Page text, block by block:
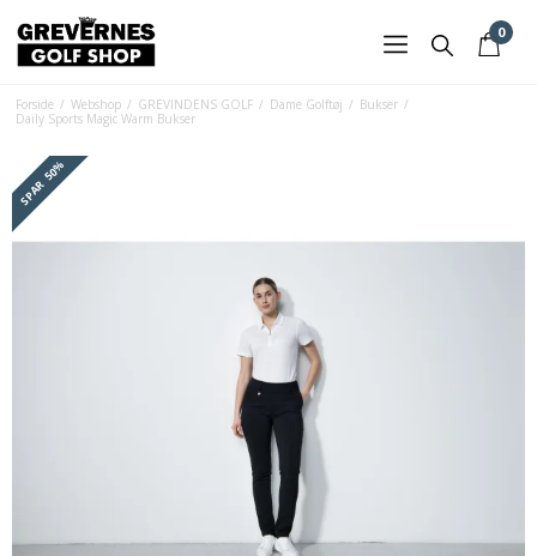
0
Forside / Webshop / GREVINDENS GOLF / Dame Golftøj / Bukser /
Daily Sports Magic Warm Bukser
SPAR
50%